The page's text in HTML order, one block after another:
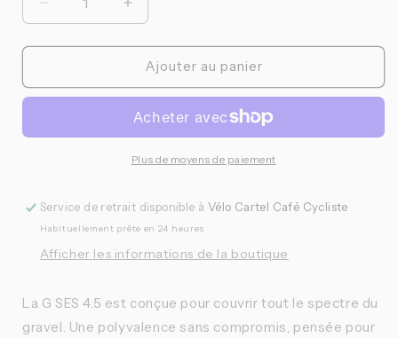
Réduire
la
quantité
Enve
SES
Augmenter
la
quantité
Enve
G
SES
4.5
Ajouter au panier
Plus de moyens de paiement
Service de retrait disponible à Vélo Cartel Café Cycliste
Habituellement prête en 24 heures
Afficher les informations de la boutique
La G SES 4.5 est conçue pour couvrir tout le spectre du
gravel. Une polyvalence sans compromis, pensée pour